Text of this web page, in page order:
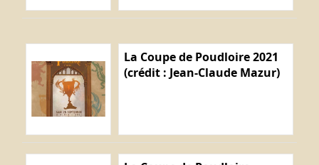
La Coupe de Poudloire 2021
(crédit : Jean-Claude Mazur)